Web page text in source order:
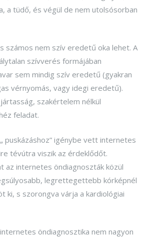
a tüdő, és végül de nem utolsósorban
számos nem szív eredetű oka lehet. A
szívverés formájában
sem mindig szív eredetű (gyakran
vérnyomás, vagy idegi eredetű).
szakértelem nélkül
feladat.
puskázáshoz” igénybe vett internetes
tévútra viszik az érdeklődőt.
az internetes öndiagnoszták közül
legrettegettebb kórképnél
ki, s szorongva várja a kardiológiai
öndiagnosztika nem nagyon